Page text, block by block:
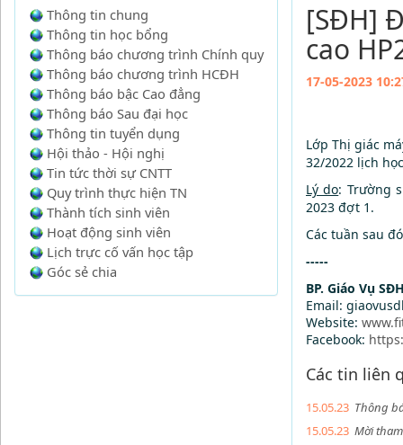
Thông tin chung
Thông tin học bổng
Thông báo chương trình Chính quy
Thông báo chương trình HCĐH
Thông báo bậc Cao đẳng
Thông báo Sau đại học
Thông tin tuyển dụng
Hội thảo - Hội nghị
Tin tức thời sự CNTT
Quy trình thực hiện TN
Thành tích sinh viên
Hoạt động sinh viên
Lịch trực cố vấn học tập
Góc sẻ chia
[SĐH]
cao
17-05-2023
Lớp Thị giác
32/2022 lịch
Lý do: Trường
2023 đợt 1.
Các tuần sau
-----
BP. Giáo Vụ
Email:
Website:
Facebook:
Các tin liên
15.05.23 Thông
15.05.23 Mời